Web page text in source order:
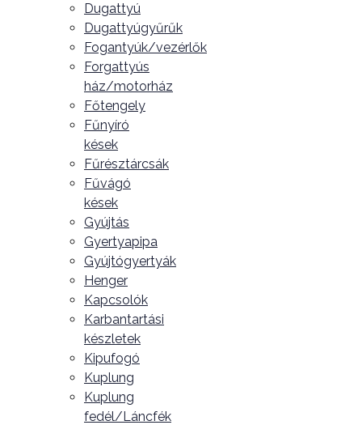
Dugattyú
Dugattyúgyűrűk
Fogantyúk/vezérlők
Forgattyús
ház/motorház
Főtengely
Fűnyíró
kések
Fűrésztárcsák
Fűvágó
kések
Gyújtás
Gyertyapipa
Gyújtógyertyák
Henger
Kapcsolók
Karbantartási
készletek
Kipufogó
Kuplung
Kuplung
fedél/Láncfék